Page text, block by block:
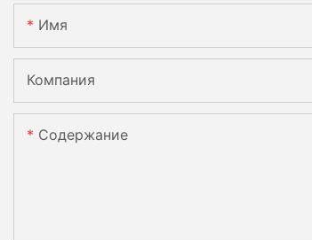
Имя
Компания
Содержание